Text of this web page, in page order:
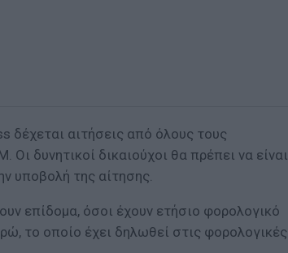
δέχεται αιτήσεις από όλους τους
δυνητικοί δικαιούχοι θα πρέπει να είναι
υποβολή της αίτησης.
επίδομα, όσοι έχουν ετήσιο φορολογικό
το οποίο έχει δηλωθεί στις φορολογικές